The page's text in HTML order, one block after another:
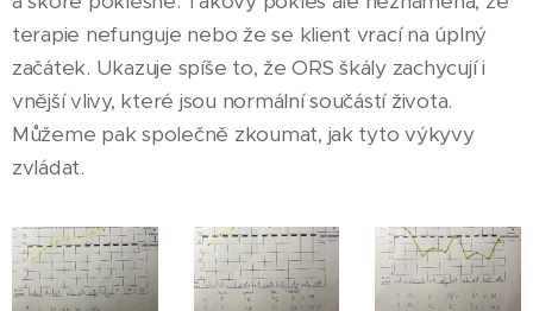
terapie nefunguje nebo že se klient vrací na úplný
začátek. Ukazuje spíše to, že ORS škály zachycují i
vnější vlivy, které jsou normální součástí života.
Můžeme pak společně zkoumat, jak tyto výkyvy
zvládat.